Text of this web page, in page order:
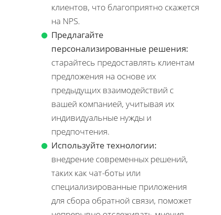
клиентов, что благоприятно скажется
на NPS.
Предлагайте
персонализированные решения:
старайтесь предоставлять клиентам
предложения на основе их
предыдущих взаимодействий с
вашей компанией, учитывая их
индивидуальные нужды и
предпочтения.
Используйте технологии:
внедрение современных решений,
таких как чат-боты или
специализированные приложения
для сбора обратной связи, поможет